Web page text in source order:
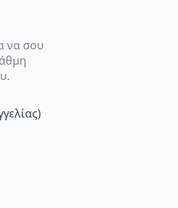
να σου